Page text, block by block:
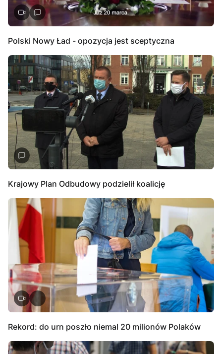
Polski Nowy Ład - opozycja jest sceptyczna
Krajowy Plan Odbudowy podzielił koalicję
Rekord: do urn poszło niemal 20 milionów Polaków